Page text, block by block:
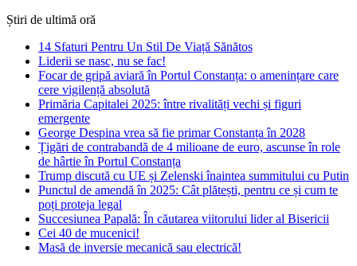
Știri de ultimă oră
14 Sfaturi Pentru Un Stil De Viață Sănătos
Liderii se nasc, nu se fac!
Focar de gripă aviară în Portul Constanța: o amenințare care
cere vigilență absolută
Primăria Capitalei 2025: între rivalități vechi și figuri
emergente
George Despina vrea să fie primar Constanța în 2028
Țigări de contrabandă de 4 milioane de euro, ascunse în role
de hârtie în Portul Constanța
Trump discută cu UE și Zelenski înaintea summitului cu Putin
Punctul de amendă în 2025: Cât plătești, pentru ce și cum te
poți proteja legal
Succesiunea Papală: În căutarea viitorului lider al Bisericii
Cei 40 de mucenici!
Masă de inversie mecanică sau electrică!